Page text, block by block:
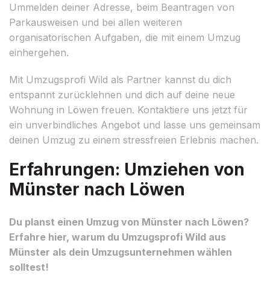
Ummelden deiner Adresse, beim Beantragen von
Parkausweisen und bei allen weiteren
organisatorischen Aufgaben, die mit einem Umzug
einhergehen.
Mit Umzugsprofi Wild als Partner kannst du dich
entspannt zurücklehnen und dich auf deine neue
Wohnung in Löwen freuen. Kontaktiere uns jetzt für
ein unverbindliches Angebot und lasse uns gemeinsam
deinen Umzug zu einem stressfreien Erlebnis machen.
Erfahrungen: Umziehen von
Münster nach Löwen
Du planst einen Umzug von Münster nach Löwen?
Erfahre hier, warum du Umzugsprofi Wild aus
Münster als dein Umzugsunternehmen wählen
solltest!